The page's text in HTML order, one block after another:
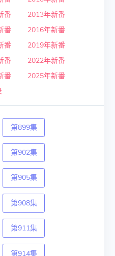
番
2013年新番
番
2016年新番
番
2019年新番
番
2022年新番
番
2025年新番
第899集
第902集
第905集
第908集
第911集
第914集